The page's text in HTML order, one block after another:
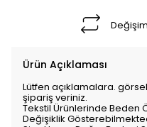
Ürün Açıklaması
Lütfen açıklamalara.
şipariş veriniz.
Tekstil Ürünlerinde Beden
Değişiklik